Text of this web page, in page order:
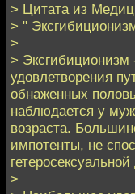
> Цитата из
> "
>
> Эксгибиционизм
удовлетворения
обнаженных
наблюдается у
возраста.
импотенты, не
>